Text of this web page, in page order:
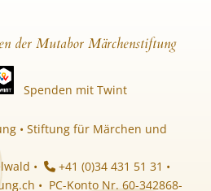
der Mutabor Märchenstiftung
Spenden mit Twint
• Stiftung für Märchen und
•
+41 (0)34 431 51 31 •
• PC-Konto Nr. 60-342868-